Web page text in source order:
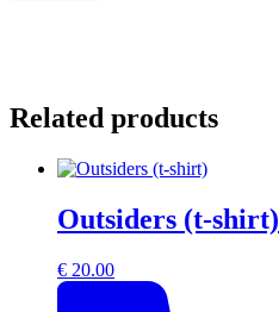
Related products
Outsiders (t-shirt)
€ 20.00